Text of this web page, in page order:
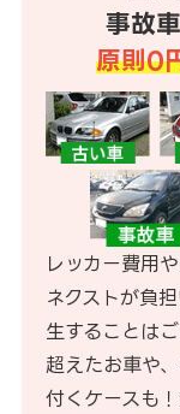
事故
原則0
レッカー費用
ネクストが負
生することは
超えたお車や
付くケースも